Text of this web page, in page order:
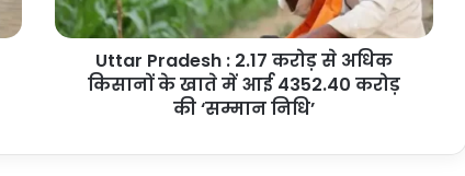
किसानों
के
Uttar Pradesh : 2.17 करोड़ से अधिक
किसानों के खाते में आई 4352.40 करोड़
की ‘सम्मान निधि’